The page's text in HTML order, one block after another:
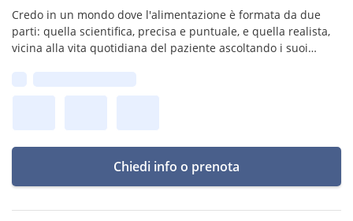
Credo in un mondo dove l'alimentazione è formata da due
parti: quella scientifica, precisa e puntuale, e quella realista,
vicina alla vita quotidiana del paziente ascoltando i suoi
Chiedi info o prenota